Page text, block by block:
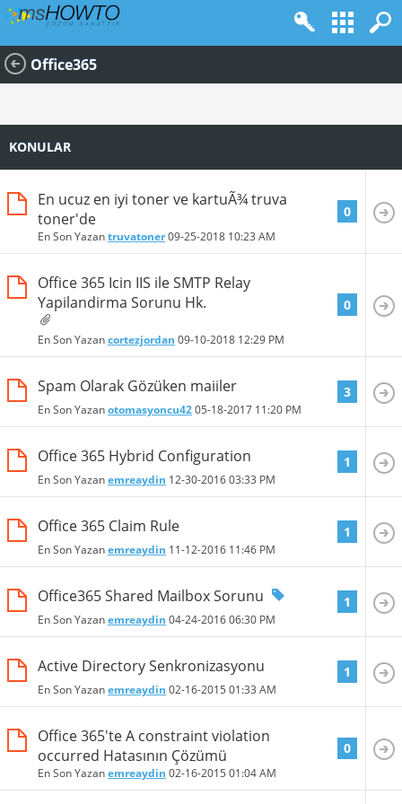
Office365
KONULAR
En ucuz en iyi toner ve kartuÃ¾ truva
toner'de
En Son Yazantruvatoner09-25-2018 10:23 AM
0
Office 365 Icin IIS ile SMTP Relay
Yapilandirma Sorunu Hk.
En Son Yazancortezjordan 09-10-2018 12:29 PM
0
Spam Olarak Gözüken maiiler
En Son Yazanotomasyoncu4205-18-2017 11:20 PM
3
Office 365 Hybrid Configuration
En Son Yazanemreaydin 12-30-201603:33 PM
1
Office 365 Claim Rule
En Son Yazanemreaydin 11-12-2016 11:46 PM
1
Office365 Shared Mailbox Sorunu
En Son Yazanemreaydin 04-24-201606:30 PM
1
Active Directory Senkronizasyonu
En Son Yazanemreaydin 02-16-2015 01:33 AM
1
Office 365'te A constraint violation
occurred Hatasının Çözümü
En Son Yazanemreaydin 02-16-2015 01:04 AM
0